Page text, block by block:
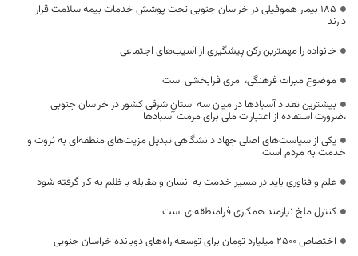
۱۸۵ بیمار هموفیلی در خراسان جنوبی تحت پوشش خدمات بیمه سلامت قرار
دارند
خانواده را مهمترین رکن پیشگیری از آسیب‌های اجتماعی
موضوع میراث فرهنگی، امری فرابخشی است
بیشترین تعداد آسبادها در میان سه استان شرقی کشور در خراسان جنوبی
،ضرورت استفاده از اعتبارات ملی برای مرمت آسبادها
یکی از سیاست‌های اصلی جهاد دانشگاهی تبدیل مزیت‌های منطقه‌ای به ثروت و
خدمت به مردم است
علم و فناوری باید در مسیر خدمت به انسان و مقابله با ظلم به کار گرفته شود
کنترل ملخ نیازمند همکاری فرامنطقه‌ای است
اختصاص 2500 میلیارد تومان برای توسعه راه‌های دوبانده خراسان جنوبی